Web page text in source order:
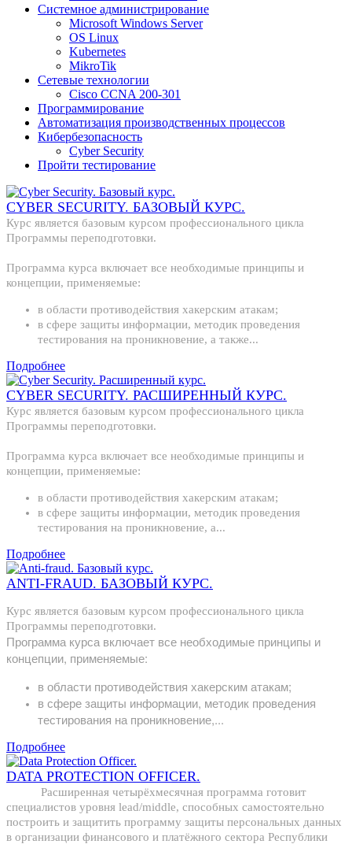
Системное администрирование
Microsoft Windows Server
OS Linux
Kubernetes
MikroTik
Сетевые технологии
Cisco CCNA 200-301
Программирование
Автоматизация производственных процессов
Кибербезопасность
Cyber Security
Пройти тестирование
CYBER SECURITY. БАЗОВЫЙ КУРС.
Курс является базовым курсом профессионального цикла
Программы переподготовки.
Программа курса включает все необходимые принципы и
концепции, применяемые:
в области противодействия хакерским атакам;
в сфере защиты информации, методик проведения
тестирования на проникновение, а также...
Подробнее
CYBER SECURITY. РАСШИРЕННЫЙ КУРС.
Курс является базовым курсом профессионального цикла
Программы переподготовки.
Программа курса включает все необходимые принципы и
концепции, применяемые:
в области противодействия хакерским атакам;
в сфере защиты информации, методик проведения
тестирования на проникновение, а...
Подробнее
ANTI-FRAUD. БАЗОВЫЙ КУРС.
Курс является базовым курсом профессионального цикла
Программы переподготовки.
Программа курса включает все необходимые принципы и
концепции, применяемые:
в области противодействия хакерским атакам;
в сфере защиты информации, методик проведения
тестирования на проникновение,...
Подробнее
DATA PROTECTION OFFICER.
Расширенная четырёхмесячная программа готовит
специалистов уровня lead/middle, способных самостоятельно
построить и защитить программу защиты персональных данных
в организации финансового и платёжного сектора Республики